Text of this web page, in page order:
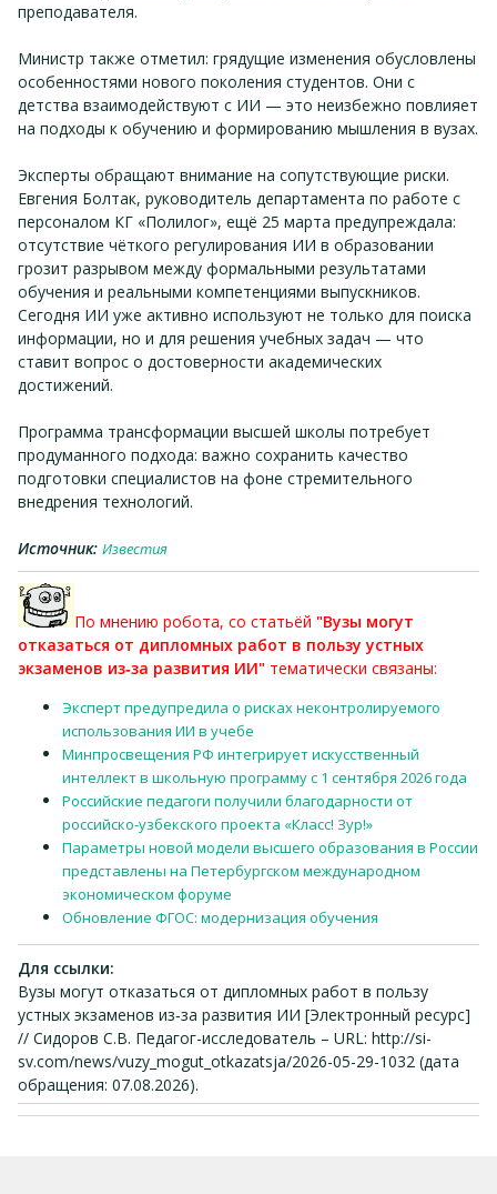
преподавателя.
Министр также отметил: грядущие изменения обусловлены
особенностями нового поколения студентов. Они с
детства взаимодействуют с ИИ — это неизбежно повлияет
на подходы к обучению и формированию мышления в вузах.
Эксперты обращают внимание на сопутствующие риски.
Евгения Болтак, руководитель департамента по работе с
персоналом КГ «Полилог», ещё 25 марта предупреждала:
отсутствие чёткого регулирования ИИ в образовании
грозит разрывом между формальными результатами
обучения и реальными компетенциями выпускников.
Сегодня ИИ уже активно используют не только для поиска
информации, но и для решения учебных задач — что
ставит вопрос о достоверности академических
достижений.
Программа трансформации высшей школы потребует
продуманного подхода: важно сохранить качество
подготовки специалистов на фоне стремительного
внедрения технологий.
Источник: Известия
По мнению робота, со статьёй "Вузы могут
отказаться от дипломных работ в пользу устных
экзаменов из‑за развития ИИ" тематически связаны:
Эксперт предупредила о рисках неконтролируемого
использования ИИ в учебе
Минпросвещения РФ интегрирует искусственный
интеллект в школьную программу с 1 сентября 2026 года
Российские педагоги получили благодарности от
российско-узбекского проекта «Класс! Зур!»
Параметры новой модели высшего образования в России
представлены на Петербургском международном
экономическом форуме
Обновление ФГОС: модернизация обучения
Для ссылки:
Вузы могут отказаться от дипломных работ в пользу
устных экзаменов из‑за развития ИИ [Электронный ресурс]
// Сидоров С.В. Педагог-исследователь – URL: http://si-
sv.com/news/vuzy_mogut_otkazatsja/2026-05-29-1032 (дата
обращения: 07.08.2026).